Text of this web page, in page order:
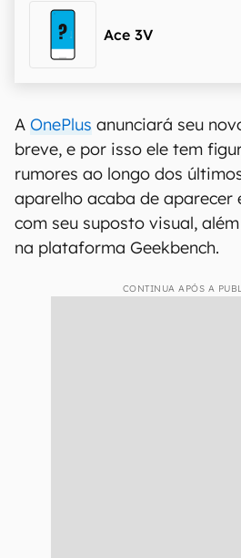
Ace 3V
A OnePlus anunciará seu
breve, e por isso ele tem
rumores ao longo dos
aparelho acaba de aparecer
com seu suposto visual,
na plataforma Geekbench.
CONTINUA APÓS A